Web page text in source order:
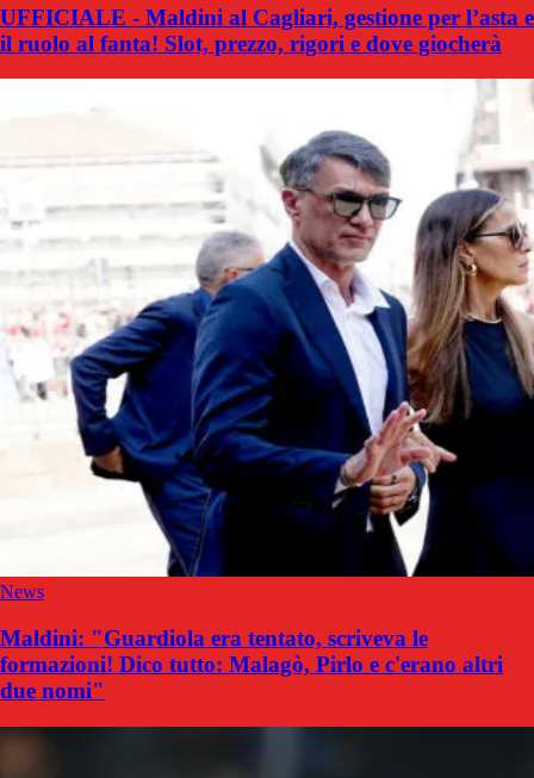
UFFICIALE - Maldini al Cagliari, gestione per l’asta e
il ruolo al fanta! Slot, prezzo, rigori e dove giocherà
News
Maldini: "Guardiola era tentato, scriveva le
formazioni! Dico tutto: Malagò, Pirlo e c'erano altri
due nomi"